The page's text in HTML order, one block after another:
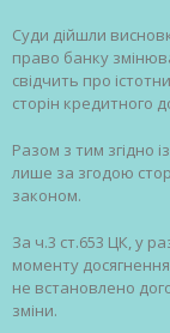
Суди дійшли
право банку
свідчить про
сторін кредитного
Разом з тим згідно
лише за згодою
законом.
За ч.3 ст.653 ЦК, у
моменту
не встановлено
зміни.